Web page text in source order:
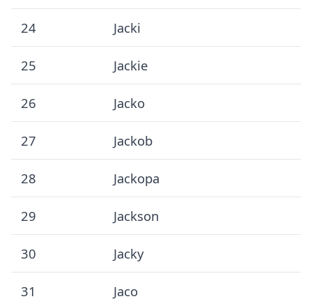
24 Jacki
25 Jackie
26 Jacko
27 Jackob
28 Jackopa
29 Jackson
30 Jacky
31 Jaco